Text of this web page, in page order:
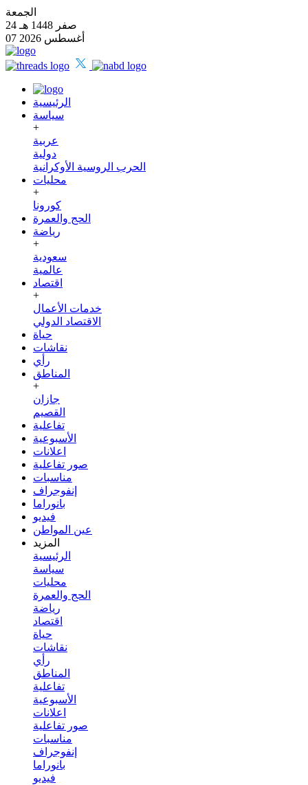
الجمعة
24 صفر 1448 هـ
07 أغسطس 2026
الرئيسية
سياسة
+
عربية
دولية
الحرب الروسية الأوكرانية
محليات
+
كورونا
الحج والعمرة
رياضة
+
سعودية
عالمية
اقتصاد
+
خدمات الأعمال
الاقتصاد الدولي
حياة
نقاشات
رأي
المناطق
+
جازان
القصيم
تفاعلية
الأسبوعية
اعلانات
صور تفاعلية
مناسبات
إنفوجراف
بانوراما
فيديو
عين المواطن
المزيد
الرئيسية
سياسة
محليات
الحج والعمرة
رياضة
اقتصاد
حياة
نقاشات
رأي
المناطق
تفاعلية
الأسبوعية
اعلانات
صور تفاعلية
مناسبات
إنفوجراف
بانوراما
فيديو